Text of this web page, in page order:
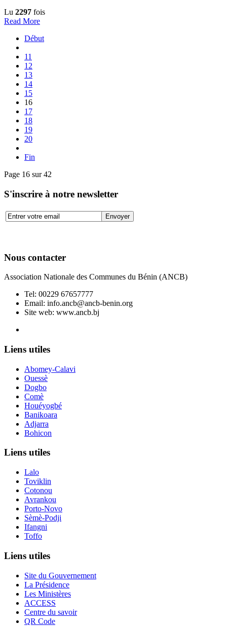
Lu 2297 fois
Read More
Début
11
12
13
14
15
16
17
18
19
20
Fin
Page 16 sur 42
S'inscrire à notre newsletter
Nous contacter
Association Nationale des Communes du Bénin (ANCB)
Tel: 00229 67657777
Email: info.ancb@ancb-benin.org
Site web: www.ancb.bj
Liens utiles
Abomey-Calavi
Ouessè
Dogbo
Comè
Houéyogbé
Banikoara
Adjarra
Bohicon
Liens utiles
Lalo
Toviklin
Cotonou
Avrankou
Porto-Novo
Sèmè-Podji
Ifangni
Toffo
Liens utiles
Site du Gouvernement
La Présidence
Les Ministères
ACCESS
Centre du savoir
QR Code